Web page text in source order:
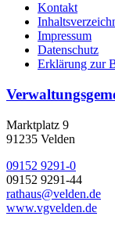
Kontakt
Impressum
Datenschutz
Erklärung zur
Marktplatz 9
91235 Velden
09152 9291-0
09152 9291-44
rathaus@velden.de
www.vgvelden.de